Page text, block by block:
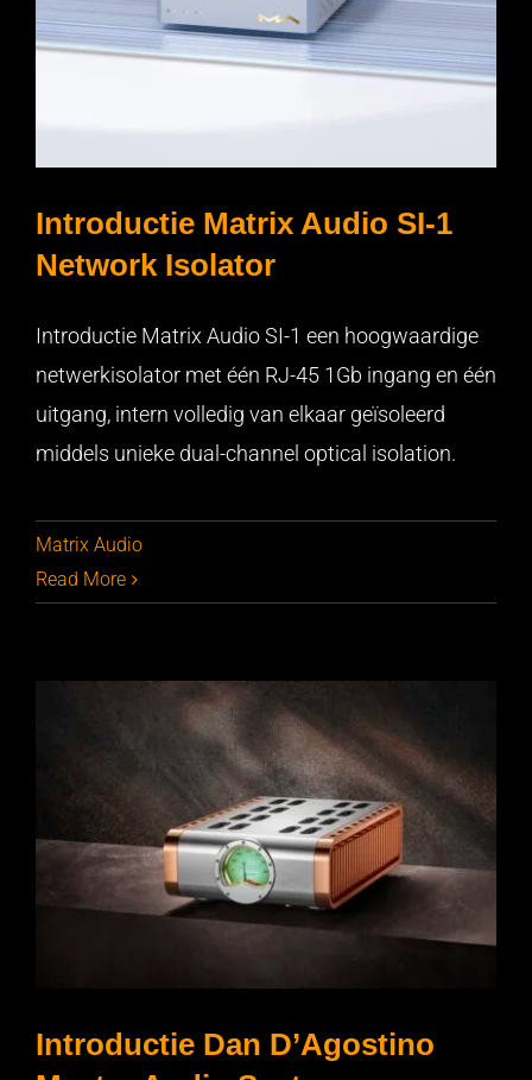
Introductie Matrix Audio SI-1 Network Isolator
Introductie Matrix Audio SI-1
Network Isolator
Introductie Matrix Audio SI-1 een hoogwaardige
netwerkisolator met één RJ-45 1Gb ingang en één
uitgang, intern volledig van elkaar geïsoleerd
middels unieke dual-channel optical isolation.
Matrix Audio
Read More
Introductie Dan D’Agostino